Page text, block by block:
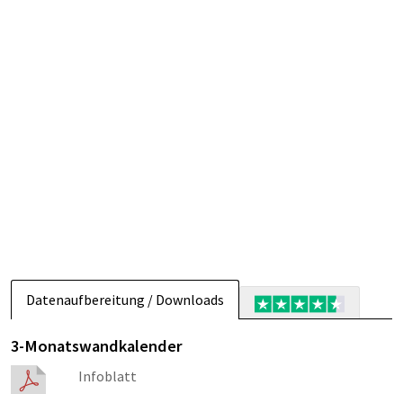
Datenaufbereitung / Downloads
3-Monatswandkalender
Infoblatt